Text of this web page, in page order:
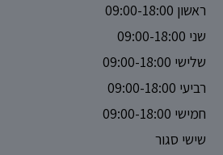
ראשון 09:00-18:00
שני 09:00-18:00
שלישי 09:00-18:00
רביעי 09:00-18:00
חמישי 09:00-18:00
שישי סגור